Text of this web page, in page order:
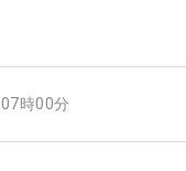
時00分